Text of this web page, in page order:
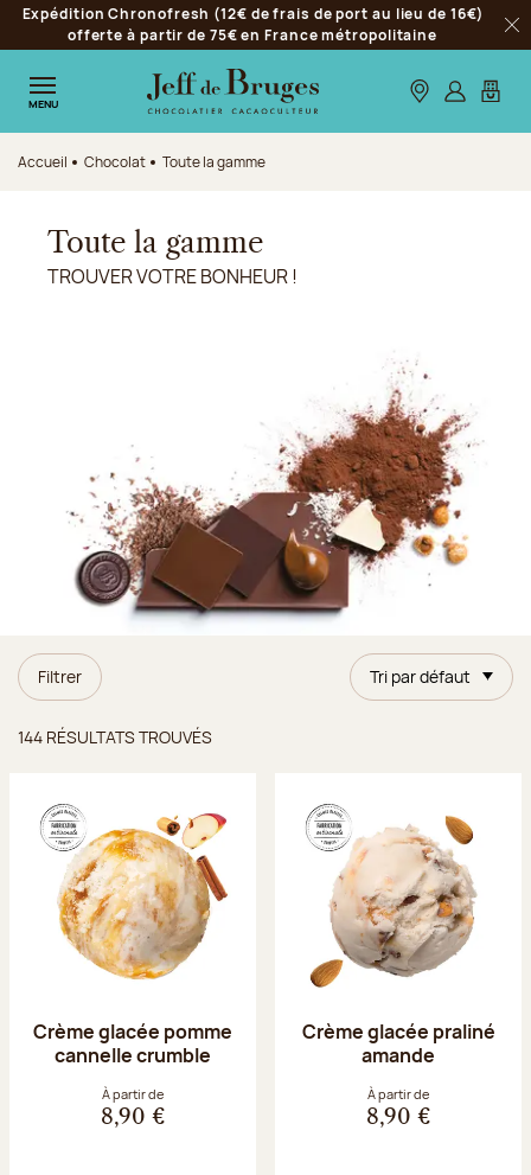
Aller à la navigation
Aller au contenu principal
Aller au pied de page
Expédition Chronofresh (12€ de frais de port au lieu de 16€)
offerte à partir de 75€ en France métropolitaine
MENU Nos boutiques
S’identifier
Mon
Accueil Chocolat Toute la gamme
Toute la gamme
TROUVER VOTRE BONHEUR !
Filtrer Tri par défaut
144 RÉSULTATS TROUVÉS
Crème glacée pomme
cannelle crumble
À partir de
8,90 €
Crème glacée praliné
amande
À partir de
8,90 €